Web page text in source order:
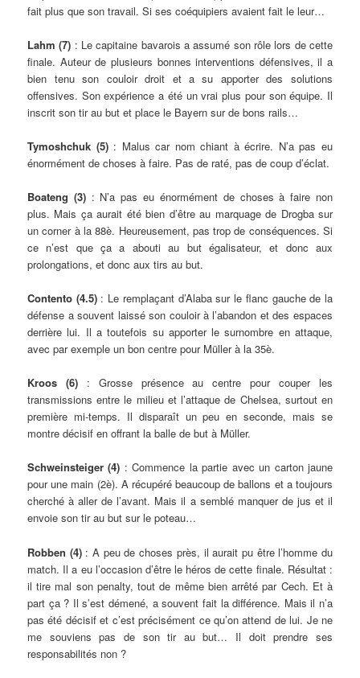
fait plus que son travail. Si ses coéquipiers avaient fait le leur…
Lahm (7) : Le capitaine bavarois a assumé son rôle lors de cette
finale. Auteur de plusieurs bonnes interventions défensives, il a
bien tenu son couloir droit et a su apporter des solutions
offensives. Son expérience a été un vrai plus pour son équipe. Il
inscrit son tir au but et place le Bayern sur de bons rails…
Tymoshchuk (5) : Malus car nom chiant à écrire. N’a pas eu
énormément de choses à faire. Pas de raté, pas de coup d’éclat.
Boateng (3): N’a pas eu énormément de choses à faire non
plus. Mais ça aurait été bien d’être au marquage de Drogba sur
un corner à la 88è. Heureusement, pas trop de conséquences. Si
ce n’est que ça a abouti au but égalisateur, et donc aux
prolongations, et donc aux tirs au but.
Contento (4.5) : Le remplaçant d’Alaba sur le flanc gauche de la
défense a souvent laissé son couloir à l’abandon et des espaces
derrière lui. Il a toutefois su apporter le surnombre en attaque,
avec par exemple un bon centre pour Müller à la 35è.
Kroos (6) : Grosse présence au centre pour couper les
transmissions entre le milieu et l’attaque de Chelsea, surtout en
première mi-temps. Il disparaît un peu en seconde, mais se
montre décisif en offrant la balle de but à Müller.
Schweinsteiger (4) : Commence la partie avec un carton jaune
pour une main (2è). A récupéré beaucoup de ballons et a toujours
cherché à aller de l’avant. Mais il a semblé manquer de jus et il
envoie son tir au but sur le poteau…
Robben (4): A peu de choses près, il aurait pu être l’homme du
match. Il a eu l’occasion d’être le héros de cette finale. Résultat :
il tire mal son penalty, tout de même bien arrêté par Cech. Et à
part ça ? Il s’est démené, a souvent fait la différence. Mais il n’a
pas été décisif et c’est précisément ce qu’on attend de lui. Je ne
me souviens pas de son tir au but… Il doit prendre ses
responsabilités non ?